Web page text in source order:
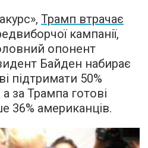
Трамп втрачає
кампанії,
опонент
Байден набирає
підтримати 50%
за Трампа готові
36% американців.